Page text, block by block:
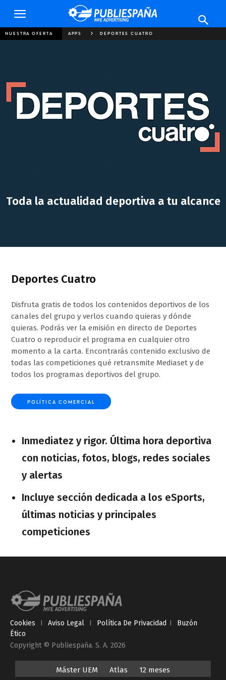
Publiespaña
NUESTRA OFERTA APPS DEPORTES CUATRO
Toda la actualidad deportiva a tu alcance
Deportes Cuatro
Disfruta gratis de todos los contenidos deportivos de los
canales del grupo y verlos cuando quieras y dónde
quieras. Podrás ver la emisión en directo de Deportes
Cuatro o reproducir el programa en cualquier otro
momento a la carta. Encontrarás contenido exclusivo de
todas las competiciones qué retransmite Mediaset y de
todos los programas deportivos del grupo.
POLÍTICA COMERCIAL
Inmediatez y rigor. Última hora deportiva
con noticias, fotos, blogs, redes sociales
y alertas
Incluye sección dedicada a los eSports,
últimas noticias y principales
competiciones
Cookies I Aviso Legal I Política De Privacidad I
Buzón
Ético
Copyright © Publiespaña. S. A. 2026
Máster UEM Atlas 12 meses